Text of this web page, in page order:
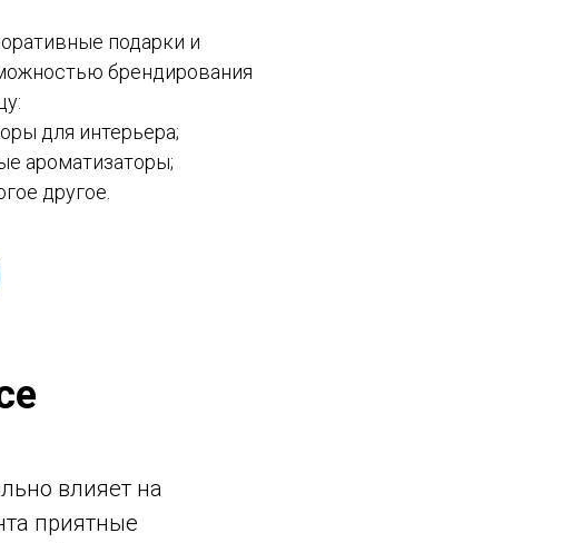
подарки и
брендирования
для интерьера;
ароматизаторы;
другое.
влияет на
приятные